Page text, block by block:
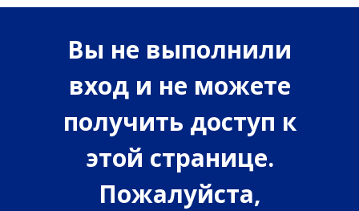
Вы не выполнили
вход и не можете
получить доступ к
этой странице.
Пожалуйста,